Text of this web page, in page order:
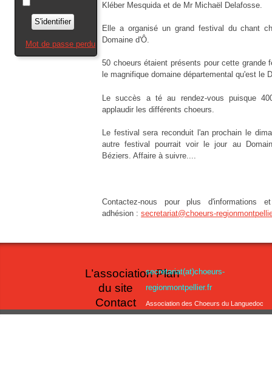
S'identifier
Mot de passe perdu
Kléber Mesquida et de Mr Michaël Delafosse.
Elle a organisé un grand festival du chant
Domaine d'Ô.
50 choeurs étaient présents pour cette grande
le magnifique domaine départemental qu'est le
Le succès a té au rendez-vous puisque
applaudir les différents choeurs.
Le festival sera reconduit l'an prochain le
autre festival pourrait voir le jour au
Béziers. Affaire à suivre....
Contactez-nous pour plus d'informations
adhésion : secretariat@choeurs-
L’association Plan
du site
Contact
secretariat(at)choeurs-
regionmontpellier.fr
Association des Choeurs du Languedoc